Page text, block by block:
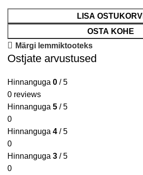
LISA OSTUKORVI
OSTA KOHE
Märgi lemmiktooteks
Ostjate arvustused
Hinnanguga 0 / 5
0 reviews
Hinnanguga 5 / 5
0
Hinnanguga 4 / 5
0
Hinnanguga 3 / 5
0